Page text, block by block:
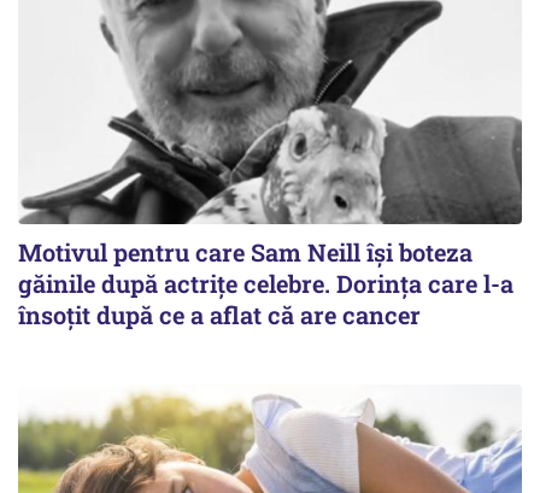
Motivul pentru care Sam Neill își boteza
găinile după actrițe celebre. Dorința care l-a
însoțit după ce a aflat că are cancer